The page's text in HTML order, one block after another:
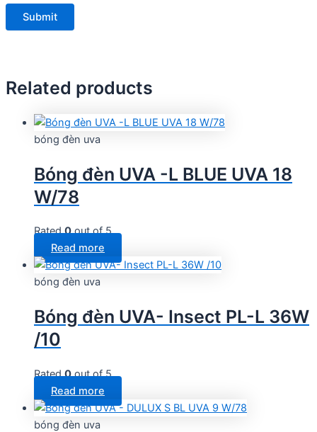
Related products
bóng đèn uva
Bóng đèn UVA -L BLUE UVA 18
W/78
Rated0out of 5
Read more
bóng đèn uva
Bóng đèn UVA- Insect PL-L 36W
/10
Rated0out of 5
Read more
bóng đèn uva